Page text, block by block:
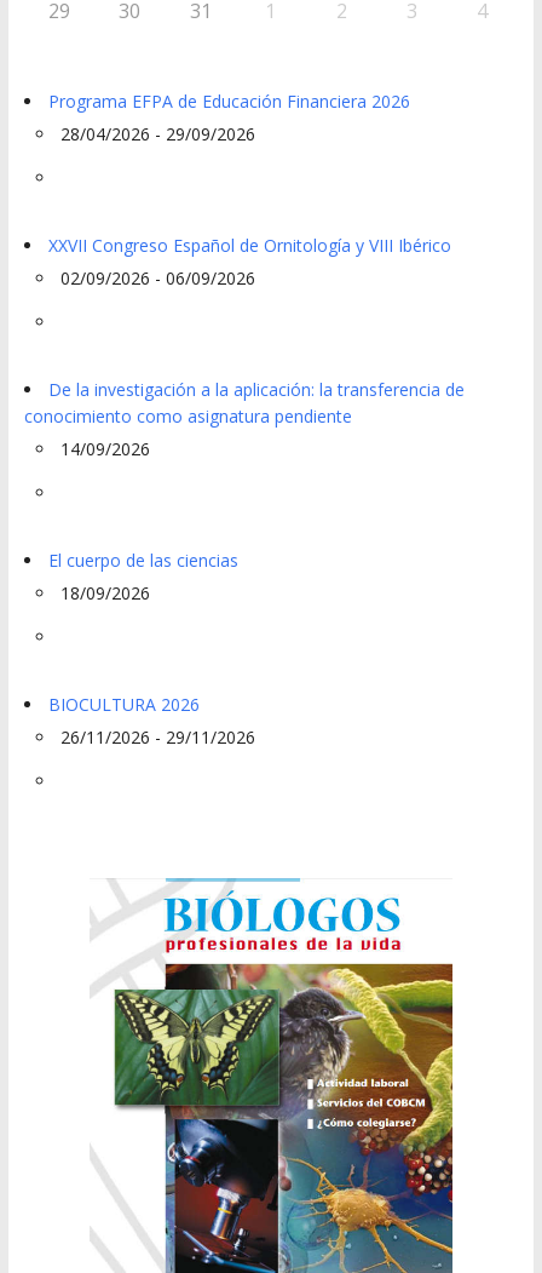
29 30 31 1 2 3 4
Programa EFPA de Educación Financiera 2026
28/04/2026 - 29/09/2026
XXVII Congreso Español de Ornitología y VIII Ibérico
02/09/2026 - 06/09/2026
De la investigación a la aplicación: la transferencia de
conocimiento como asignatura pendiente
14/09/2026
El cuerpo de las ciencias
18/09/2026
BIOCULTURA 2026
26/11/2026 - 29/11/2026